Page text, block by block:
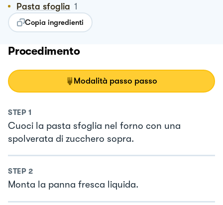
Pasta sfoglia 1
Copia ingredienti
Procedimento
Modalità passo passo
STEP 1
Cuoci la pasta sfoglia nel forno con una
spolverata di zucchero sopra.
STEP 2
Monta la panna fresca liquida.